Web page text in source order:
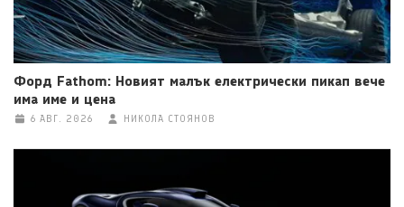
Форд Fathom: Новият малък електрически пикап вече
има име и цена
6 АВГ. 2026 НИКОЛА СТОЯНОВ